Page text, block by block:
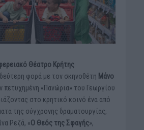
Θέατρο Κρήτης
φορά με τον σκηνοθέτη Μάνο
πετυχημένη «Πανώρια» του Γεωργίου
στο κρητικό κοινό ένα από
της σύγχρονης δραματουργίας,
Ρεζά, «Ο Θεός της Σφαγής»,